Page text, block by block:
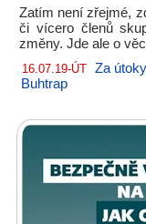
Zatím není zřejmé,
či vícero členů
změny. Jde ale o
16.07.19-ÚT Za
Buhtrap